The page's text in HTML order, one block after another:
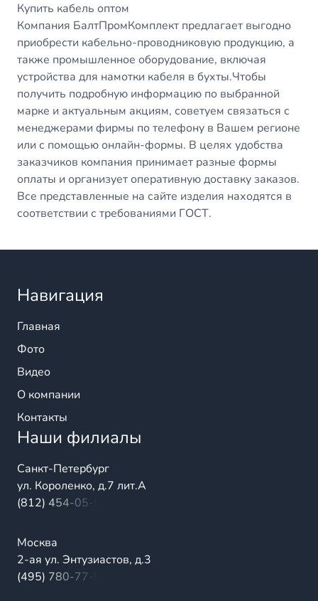
Купить кабель оптом
Компания БалтПромКомплект предлагает выгодно
приобрести кабельно-проводниковую продукцию, а
также промышленное оборудование, включая
устройства для намотки кабеля в бухты.Чтобы
получить подробную информацию по выбранной
марке и актуальным акциям, советуем связаться с
менеджерами фирмы по телефону в Вашем регионе
или с помощью онлайн-формы. В целях удобства
заказчиков компания принимает разные формы
оплаты и организует оперативную доставку заказов.
Все представленные на сайте изделия находятся в
соответствии с требованиями ГОСТ.
Навигация
Главная
Фото
Видео
О компании
Контакты
Наши филиалы
Санкт-Петербург
ул. Короленко, д.7 лит.А
(812) 454-05-54
Москва
2-ая ул. Энтузиастов, д.3
(495) 780-77-98